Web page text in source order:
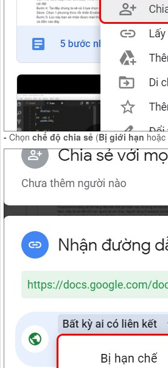
- Chọn chế độ chia sẻ (Bị giới hạn hoặc